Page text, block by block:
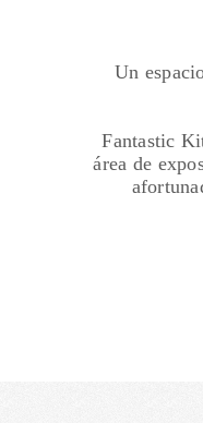
Un
Fantastic
área de